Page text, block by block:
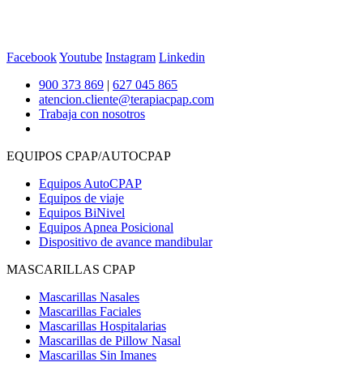
FacebookYoutube Instagram Linkedin
900 373 869 | 627 045 865
atencion.cliente@terapiacpap.com
Trabaja con nosotros
EQUIPOS CPAP/AUTOCPAP
Equipos AutoCPAP
Equipos de viaje
Equipos BiNivel
Equipos Apnea Posicional
Dispositivo de avance mandibular
MASCARILLAS CPAP
Mascarillas Nasales
Mascarillas Faciales
Mascarillas Hospitalarias
Mascarillas de Pillow Nasal
Mascarillas Sin Imanes